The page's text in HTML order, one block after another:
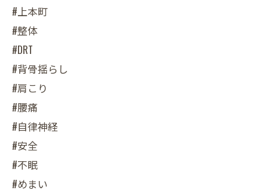
#上本町
#整体
#DRT
#背骨揺らし
#肩こり
#腰痛
#自律神経
#安全
#不眠
#めまい